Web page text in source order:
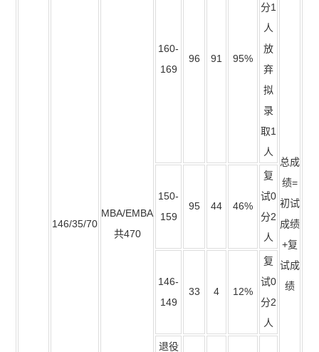
146/35/70
MBA/EMBA
共470
总成
绩=
初试
成绩
+复
试成
绩
160-
169
96 91 95%
分1
人
放
弃
拟
录
取1
人
150-
159
95 44 46%
复
试0
分2
人
146-
149
33 4 12%
复
试0
分2
人
退役